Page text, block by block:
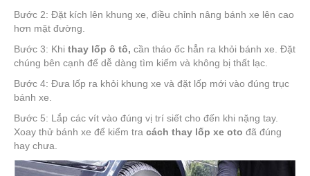
Bước 2: Đặt kích lên khung xe, điều chỉnh nâng bánh xe lên cao
hơn mặt đường.
Bước 3: Khi thay lốp ô tô, cần tháo ốc hẳn ra khỏi bánh xe. Đặt
chúng bên cạnh để dễ dàng tìm kiếm và không bị thất lạc.
Bước 4: Đưa lốp ra khỏi khung xe và đặt lốp mới vào đúng trục
bánh xe.
Bước 5: Lắp các vít vào đúng vị trí siết cho đến khi nặng tay.
Xoay thử bánh xe để kiểm tra cách thay lốp xe oto đã đúng
hay chưa.